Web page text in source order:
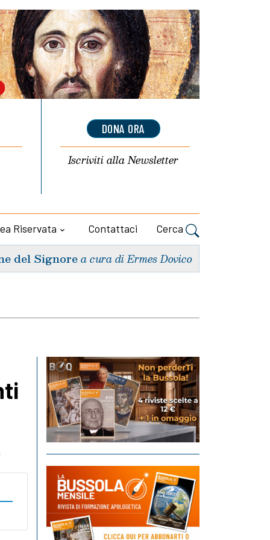
DONA ORA
Iscriviti allaNewsletter
Riservata Contattaci Cerca
del Signorea cura di Ermes Dovico